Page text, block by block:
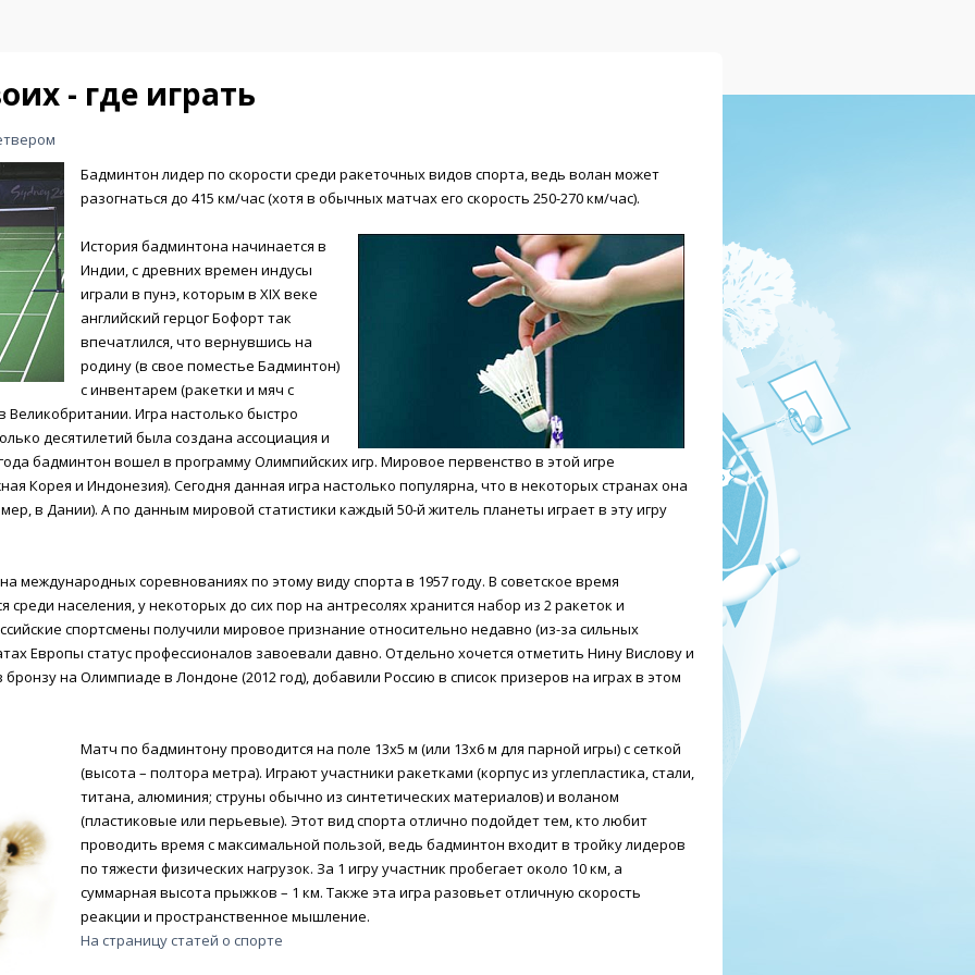
- где играть
Бадминтон лидер по скорости среди ракеточных видов спорта, ведь волан может
разогнаться до 415 км/час (хотя в обычных матчах его скорость 250-270 км/час).
История бадминтона начинается в
Индии, с древних времен индусы
играли в пунэ, которым в XIX веке
английский герцог Бофорт так
впечатлился, что вернувшись на
родину (в свое поместье Бадминтон)
с инвентарем (ракетки и мяч с
Великобритании. Игра настолько быстро
десятилетий была создана ассоциация и
бадминтон вошел в программу Олимпийских игр. Мировое первенство в этой игре
Корея и Индонезия). Сегодня данная игра настолько популярна, что в некоторых странах она
в Дании). А по данным мировой статистики каждый 50-й житель планеты играет в эту игру
международных соревнованиях по этому виду спорта в 1957 году. В советское время
населения, у некоторых до сих пор на антресолях хранится набор из 2 ракеток и
спортсмены получили мировое признание относительно недавно (из-за сильных
Европы статус профессионалов завоевали давно. Отдельно хочется отметить Нину Вислову и
на Олимпиаде в Лондоне (2012 год), добавили Россию в список призеров на играх в этом
Матч по бадминтону проводится на поле 13х5 м (или 13х6 м для парной игры) с сеткой
(высота – полтора метра). Играют участники ракетками (корпус из углепластика, стали,
титана, алюминия; струны обычно из синтетических материалов) и воланом
(пластиковые или перьевые). Этот вид спорта отлично подойдет тем, кто любит
проводить время с максимальной пользой, ведь бадминтон входит в тройку лидеров
по тяжести физических нагрузок. За 1 игру участник пробегает около 10 км, а
суммарная высота прыжков – 1 км. Также эта игра разовьет отличную скорость
реакции и пространственное мышление.
На страницу статей о спорте